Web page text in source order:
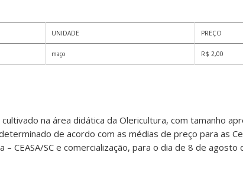
UNIDADE PREÇO
maço R$ 2,00
cultivado na área didática da Olericultura, com tamanho
de acordo com as médias de preço para as
– CEASA/SC e comercialização, para o dia de 8 de agosto